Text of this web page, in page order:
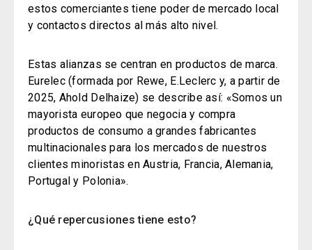
estos comerciantes tiene poder de mercado local
y contactos directos al más alto nivel.
Estas alianzas se centran en productos de marca.
Eurelec (formada por Rewe, E.Leclerc y, a partir de
2025, Ahold Delhaize) se describe así: «Somos un
mayorista europeo que negocia y compra
productos de consumo a grandes fabricantes
multinacionales para los mercados de nuestros
clientes minoristas en Austria, Francia, Alemania,
Portugal y Polonia».
¿Qué repercusiones tiene esto?